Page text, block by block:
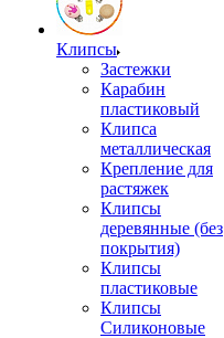
Клипсы
Застежки
Карабин
пластиковый
Клипса
металлическая
Крепление для
растяжек
Клипсы
деревянные (без
покрытия)
Клипсы
пластиковые
Клипсы
Силиконовые